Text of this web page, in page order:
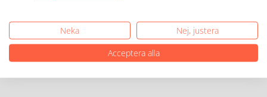
Neka
Nej, justera
Acceptera alla